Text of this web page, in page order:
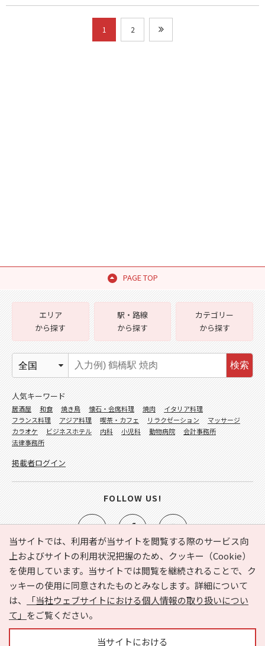
1 2
PAGE TOP
当サイトでは、利用者が当サイトを閲覧する際のサービス向
上およびサイトの利用状況把握のため、クッキー（Cookie）
を使用しています。当サイトでは閲覧を継続されることで、ク
ッキーの使用に同意されたものとみなします。詳細について
は、
「当社ウェブサイトにおける個人情報の取り扱いについ
て」 をご覧ください。
当サイトにおける
e-NAVITA（イーナビタ）とは？ お気に入り
ヘルプ
利用規約
個人情報の取り扱いについて
運営会社
サイトマップ
広告掲載に関するお問い合わせ
エリア
から探す
駅・路線
から探す
カテゴリー
から探す
検索
人気キーワード
居酒屋 和食 焼き鳥 懐石・会席料理 焼肉
イタリア料理
フランス料理
アジア料理 喫茶・カフェ リラクゼーション
マッサージ
カラオケ
ビジネスホテル 内科 小児科 動物病院
会計事務所
法律事務所
掲載者ログイン
FOLLOW US!